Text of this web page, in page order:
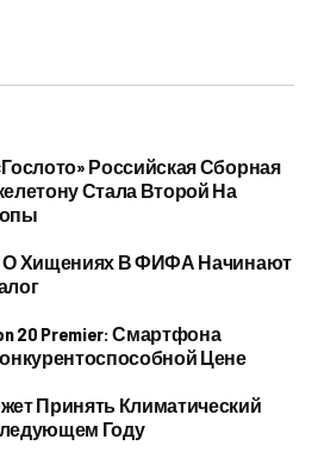
Российская Сборная
Стала Второй На
О Хищениях В ФИФА Начинают
20 Premier: Смартфона
Цене
Принять Климатический
Году